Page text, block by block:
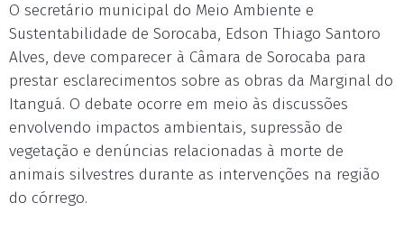
O secretário municipal do Meio Ambiente e
Sustentabilidade de Sorocaba, Edson Thiago Santoro
Alves, deve comparecer à Câmara de Sorocaba para
prestar esclarecimentos sobre as obras da Marginal do
Itanguá. O debate ocorre em meio às discussões
envolvendo impactos ambientais, supressão de
vegetação e denúncias relacionadas à morte de
animais silvestres durante as intervenções na região
do córrego.